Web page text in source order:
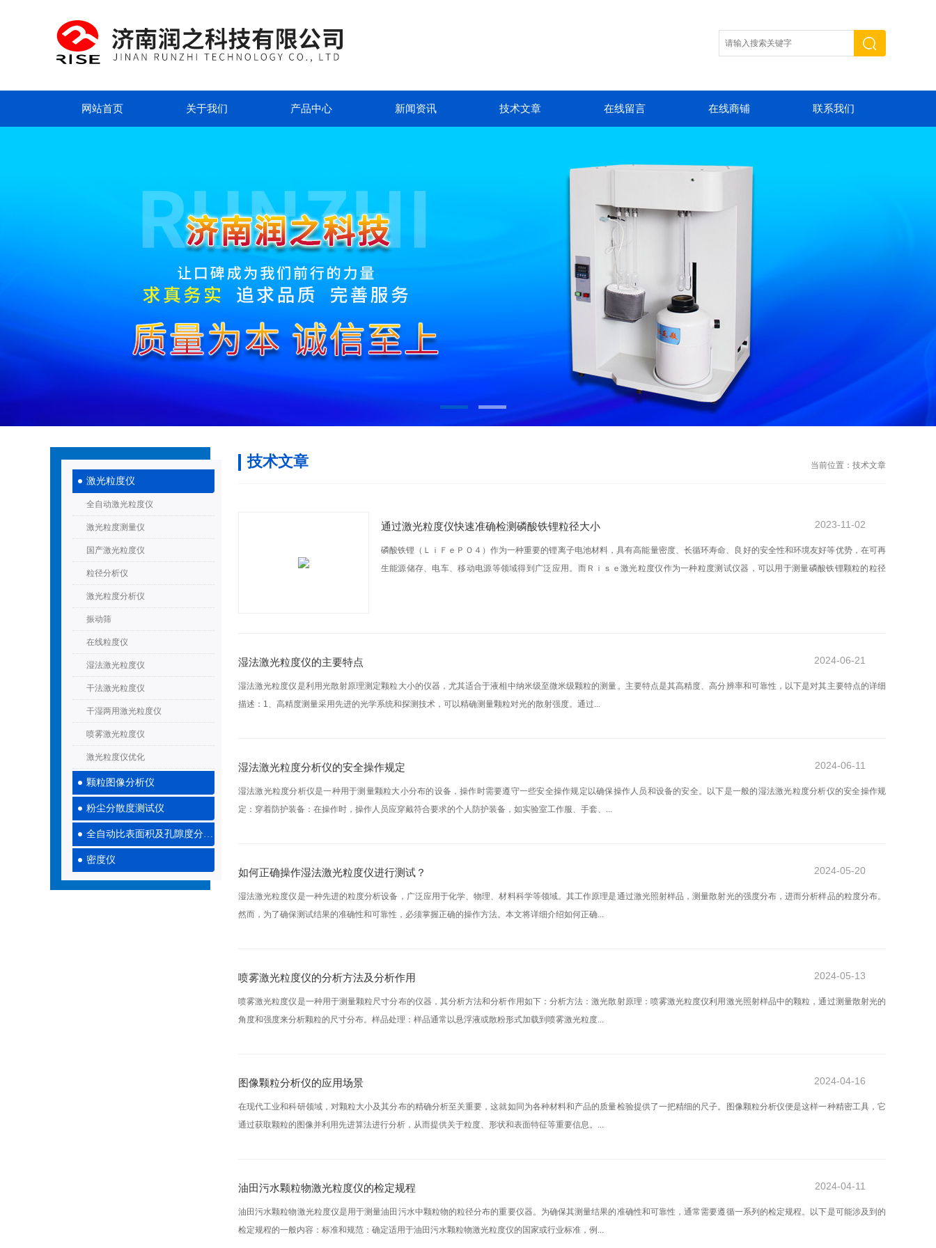
网站首页 关于我们 产品中心 新闻资讯 技术文章 在线留言 在线商铺 联系我们
激光粒度仪
全自动激光粒度仪
激光粒度测量仪
国产激光粒度仪
粒径分析仪
激光粒度分析仪
振动筛
在线粒度仪
湿法激光粒度仪
干法激光粒度仪
干湿两用激光粒度仪
喷雾激光粒度仪
激光粒度仪优化
颗粒图像分析仪
粉尘分散度测试仪
全自动比表面积及孔隙度分析仪
密度仪
当前位置： 技术文章
技术文章
通过激光粒度仪快速准确检测磷酸铁锂粒径大小
磷酸铁锂（ＬｉＦｅＰＯ４）作为一种重要的锂离子电池材料，具有高能量密度、长循环寿命、良好的安全性和环境友好等优势，在可再
生能源储存、电车、移动电源等领域得到广泛应用。而Ｒｉｓｅ激光粒度仪作为一种粒度测试仪器，可以用于测量磷酸铁锂颗粒的粒径
2023-11-02
湿法激光粒度仪的主要特点
湿法激光粒度仪是利用光散射原理测定颗粒大小的仪器，尤其适合于液相中纳米级至微米级颗粒的测量。主要特点是其高精度、高分辨率和可靠性，以下是对其主要特点的详细
描述：1、高精度测量采用先进的光学系统和探测技术，可以精确测量颗粒对光的散射强度。通过...
2024-06-21
湿法激光粒度分析仪的安全操作规定
湿法激光粒度分析仪是一种用于测量颗粒大小分布的设备，操作时需要遵守一些安全操作规定以确保操作人员和设备的安全。以下是一般的湿法激光粒度分析仪的安全操作规
定：穿着防护装备：在操作时，操作人员应穿戴符合要求的个人防护装备，如实验室工作服、手套、...
2024-06-11
如何正确操作湿法激光粒度仪进行测试？
湿法激光粒度仪是一种先进的粒度分析设备，广泛应用于化学、物理、材料科学等领域。其工作原理是通过激光照射样品，测量散射光的强度分布，进而分析样品的粒度分布。
然而，为了确保测试结果的准确性和可靠性，必须掌握正确的操作方法。本文将详细介绍如何正确...
2024-05-20
喷雾激光粒度仪的分析方法及分析作用
喷雾激光粒度仪是一种用于测量颗粒尺寸分布的仪器，其分析方法和分析作用如下：分析方法：激光散射原理：喷雾激光粒度仪利用激光照射样品中的颗粒，通过测量散射光的
角度和强度来分析颗粒的尺寸分布。样品处理：样品通常以悬浮液或散粉形式加载到喷雾激光粒度...
2024-05-13
图像颗粒分析仪的应用场景
在现代工业和科研领域，对颗粒大小及其分布的精确分析至关重要，这就如同为各种材料和产品的质量检验提供了一把精细的尺子。图像颗粒分析仪便是这样一种精密工具，它
通过获取颗粒的图像并利用先进算法进行分析，从而提供关于粒度、形状和表面特征等重要信息。...
2024-04-16
油田污水颗粒物激光粒度仪的检定规程
油田污水颗粒物激光粒度仪是用于测量油田污水中颗粒物的粒径分布的重要仪器。为确保其测量结果的准确性和可靠性，通常需要遵循一系列的检定规程。以下是可能涉及到的
检定规程的一般内容：标准和规范：确定适用于油田污水颗粒物激光粒度仪的国家或行业标准，例...
2024-04-11